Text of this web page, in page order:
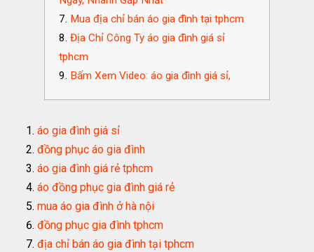
Mua địa chỉ bán áo gia đình tại tphcm
Địa Chỉ Công Ty áo gia đình giá sỉ
tphcm
Bấm Xem Video: áo gia đình giá sỉ,
áo gia đình giá sỉ
đồng phục áo gia đình
áo gia đình giá rẻ tphcm
áo đồng phục gia đình giá rẻ
mua áo gia đình ở hà nội
đồng phục gia đình tphcm
địa chỉ bán áo gia đình tại tphcm